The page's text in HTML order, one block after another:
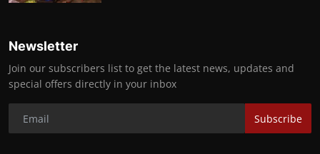
Newsletter
Join our subscribers list to get the latest news, updates and
special offers directly in your inbox
Subscribe